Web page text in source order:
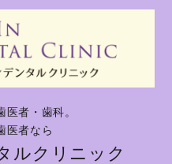
医者・歯科。
医者なら
ルクリニック